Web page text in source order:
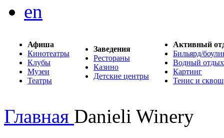
en
Афиша
Кинотеатры
Клубы
Музеи
Театры
Заведения
Рестораны
Казино
Детские центры
Активный
Бильярд/
Водный отдых
Картинг
Тенис и сквош
Главная Danieli Winery